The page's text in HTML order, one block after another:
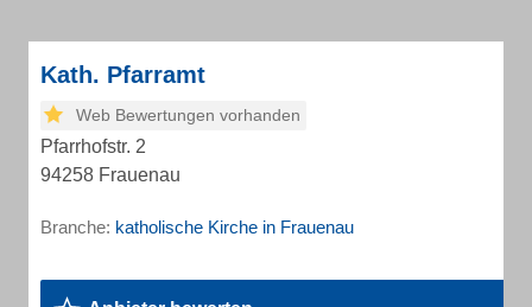
Kath. Pfarramt
Web Bewertungen vorhanden
Pfarrhofstr. 2
94258 Frauenau
Branche: katholische Kirche in Frauenau